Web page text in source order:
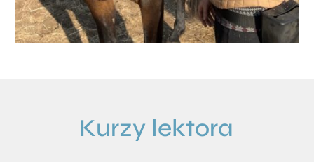
Kurzy lektora